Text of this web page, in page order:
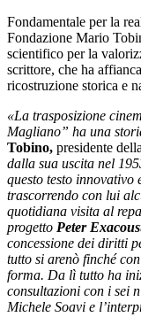
Fondamentale per la
Fondazione Mario
scientifico per la
scrittore, che ha
ricostruzione storica e
«La trasposizione
Magliano” ha una
Tobino, presidente
dalla sua uscita nel
questo testo innovativo
trascorrendo con lui
quotidiana visita al
progetto Peter
concessione dei diritti
tutto si arenò finché
forma. Da lì tutto ha
consultazioni con i sei
Michele Soavi e